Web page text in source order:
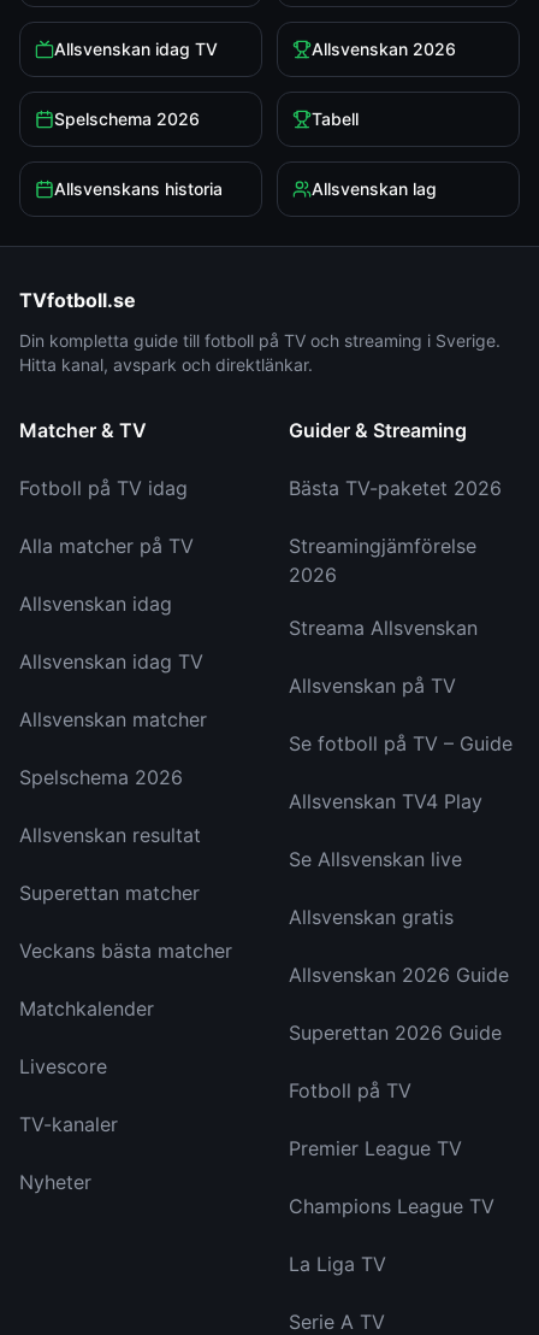
Allsvenskan idag TV Allsvenskan 2026
Spelschema 2026 Tabell
Allsvenskans historia Allsvenskan lag
TVfotboll.se
Din kompletta guide till fotboll på TV och streaming i Sverige.
Hitta kanal, avspark och direktlänkar.
Matcher & TV
Fotboll på TV idag
Alla matcher på TV
Allsvenskan idag
Allsvenskan idag TV
Allsvenskan matcher
Spelschema 2026
Allsvenskan resultat
Superettan matcher
Veckans bästa matcher
Matchkalender
Livescore
TV-kanaler
Nyheter
Guider & Streaming
Bästa TV-paketet 2026
Streamingjämförelse
2026
Streama Allsvenskan
Allsvenskan på TV
Se fotboll på TV – Guide
Allsvenskan TV4 Play
Se Allsvenskan live
Allsvenskan gratis
Allsvenskan 2026 Guide
Superettan 2026 Guide
Fotboll på TV
Premier League TV
Champions League TV
La Liga TV
Serie A TV